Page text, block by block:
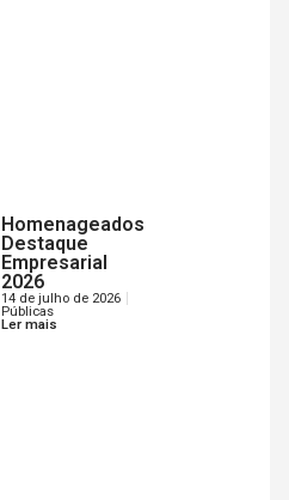
Homenageados
Destaque
Empresarial
2026
14 de julho de 2026
Públicas
Ler mais